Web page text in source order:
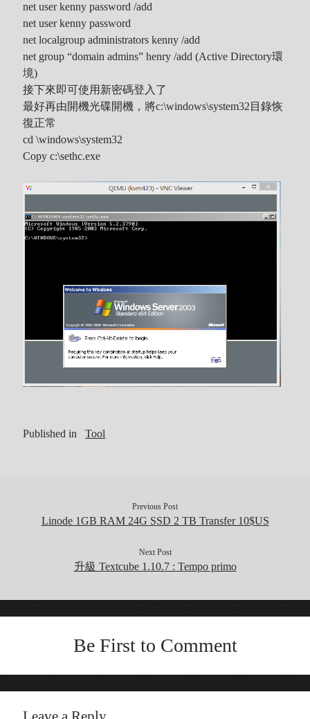
Recent Comments
Wen
akw28888 on HINET 神路由
伊 onBEING 系藝人占卜
Shinoda
on
第53回 輝く！日本レコード大賞 AKB48 受賞
ShiwunonORICON オリコン芸能ニュース APK 無廣告版
版
GC FansonZARD Request Best ～beautiful memory～
ORICON RANK
net user kenny password /add
net user kenny password
net localgroup administrators kenny /add
net group “domain admins” henry /add (Active Directory環
境)
接下來即可使用新密碼登入了
最好再由開機光碟開機，將c:\windows\system32目錄恢
復正常
cd \windows\system32
Copy c:\sethc.exe
Published in Tool
Previous Post
Linode 1GB RAM 24G SSD 2 TB Transfer 10$US
Next Post
升級 Textcube 1.10.7 : Tempo primo
Be First to Comment